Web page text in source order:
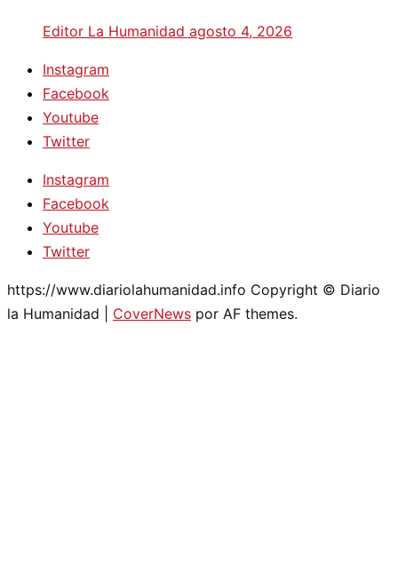
Editor La Humanidad agosto 4, 2026
Instagram
Facebook
Youtube
Twitter
Instagram
Facebook
Youtube
Twitter
https://www.diariolahumanidad.info Copyright © Diario
la Humanidad
CoverNews por AF themes.